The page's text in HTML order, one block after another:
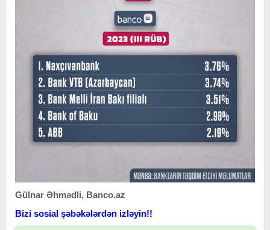
Gülnar Əhmədli, Banco.az
Bizi sosial şəbəkələrdən izləyin!!